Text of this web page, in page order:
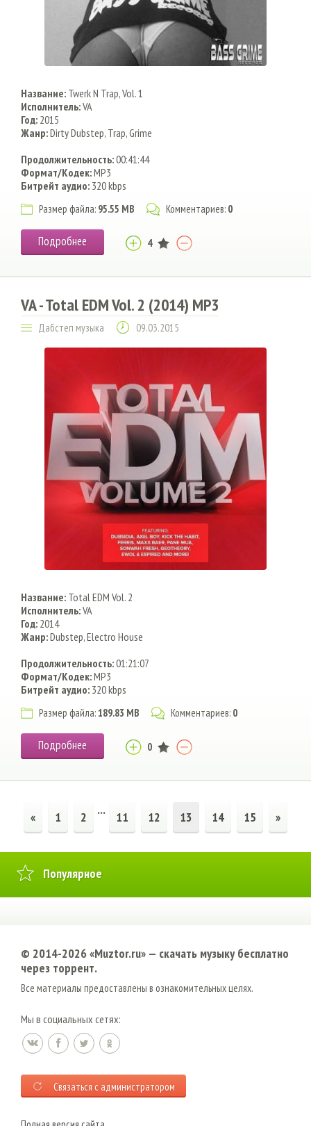
Название: Twerk N Trap, Vol. 1
Исполнитель:VA
Год: 2015
Жанр:Dirty Dubstep, Trap, Grime
Продолжительность:00:41:44
Формат/Кодек:MP3
Битрейт аудио: 320 kbps
Размер файла: 95.55 MB Комментариев: 0
Подробнее 4
VA - Total EDM Vol. 2 (2014) MP3
Дабстеп музыка 09.03.2015
Название: Total EDM Vol. 2
Исполнитель:VA
Год: 2014
Жанр:Dubstep, Electro House
Продолжительность:01:21:07
Формат/Кодек:MP3
Битрейт аудио: 320 kbps
Размер файла:189.83 MB Комментариев: 0
Подробнее 0
« 1 2 ... 11 12 13 14 15 »
Популярное
© 2014-2026 «Muztor.ru» — cкачать музыку бесплатно
через торрент.
Все материалы предоставлены в ознакомительных целях.
Мы в социальных сетях:
Связаться с администратором